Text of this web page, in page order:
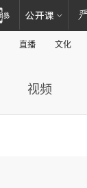
直播 文化
视频